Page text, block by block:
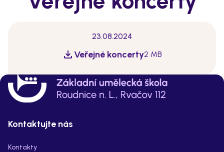
23.08.2024
Veřejné koncerty2 MB
Kontaktujte nás
Kontakty